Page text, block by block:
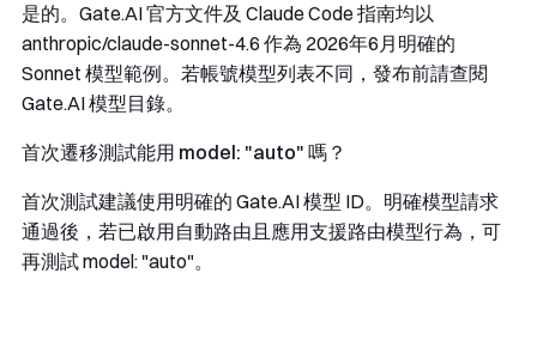
是的。Gate.AI 官方文件及 Claude Code 指南均以
anthropic/claude-sonnet-4.6 作為 2026年6月明確的
Sonnet 模型範例。若帳號模型列表不同，發布前請查閱
Gate.AI 模型目錄。
首次遷移測試能用 model: "auto" 嗎？
首次測試建議使用明確的 Gate.AI 模型 ID。明確模型請求
通過後，若已啟用自動路由且應用支援路由模型行為，可
再測試model: "auto"。